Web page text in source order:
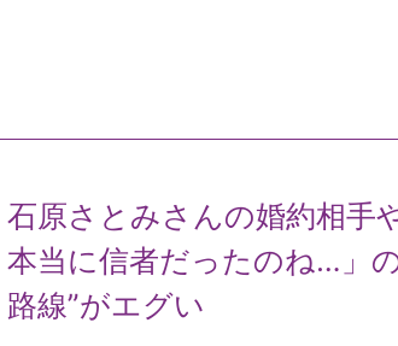
石原さとみさんの婚約相手
本当に信者だったのね…」
路線”がエグい